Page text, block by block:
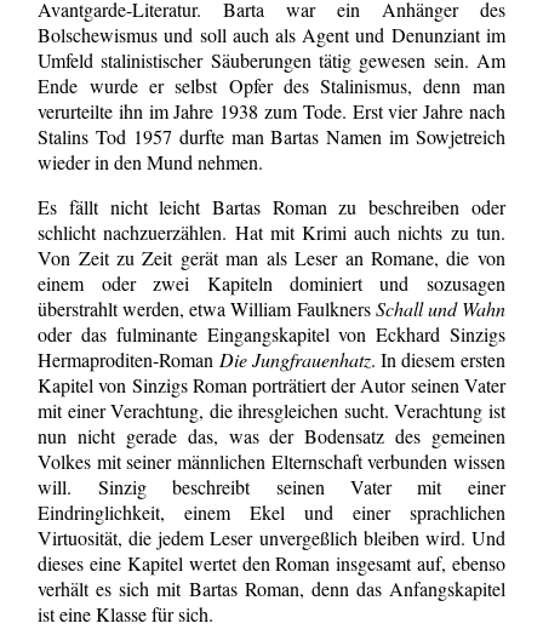
Avantgarde-Literatur. Barta war ein Anhänger des
Bolschewismus und soll auch als Agent und Denunziant im
Umfeld stalinistischer Säuberungen tätig gewesen sein. Am
Ende wurde er selbst Opfer des Stalinismus, denn man
verurteilte ihn im Jahre 1938 zum Tode. Erst vier Jahre nach
Stalins Tod 1957 durfte man Bartas Namen im Sowjetreich
wieder in den Mund nehmen.
Es fällt nicht leicht Bartas Roman zu beschreiben oder
schlicht nachzuerzählen. Hat mit Krimi auch nichts zu tun.
Von Zeit zu Zeit gerät man als Leser an Romane, die von
einem oder zwei Kapiteln dominiert und sozusagen
überstrahlt werden, etwa William FaulknersSchall und Wahn
oder das fulminante Eingangskapitel von Eckhard Sinzigs
Hermaproditen-Roman Die Jungfrauenhatz. In diesem ersten
Kapitel von Sinzigs Roman porträtiert der Autor seinen Vater
mit einer Verachtung, die ihresgleichen sucht. Verachtung ist
nun nicht gerade das, was der Bodensatz des gemeinen
Volkes mit seiner männlichen Elternschaft verbunden wissen
will. Sinzig beschreibt seinen Vater mit einer
Eindringlichkeit, einem Ekel und einer sprachlichen
Virtuosität, die jedem Leser unvergeßlich bleiben wird. Und
dieses eine Kapitel wertet den Roman insgesamt auf, ebenso
verhält es sich mit Bartas Roman, denn das Anfangskapitel
ist eine Klasse für sich.